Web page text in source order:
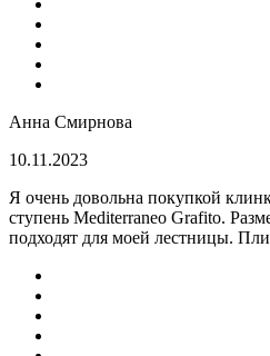
Анна Смирнова
10.11.2023
Я очень довольна покупкой
ступень Mediterraneo Grafito.
подходят для моей лестницы.